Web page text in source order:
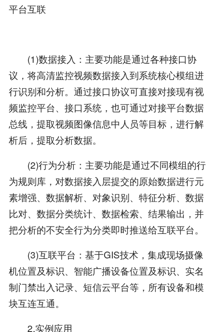
平台互联
(1)数据接入：主要功能是通过各种接口协
议，将高清监控视频数据接入到系统核心模组进
行识别和分析。通过接口协议可直接对接现有视
频监控平台、接口系统，也可通过对接平台数据
总线，提取视频图像信息中人员等目标，进行解
析后，提取分析数据。
(2)行为分析：主要功能是通过不同模组的行
为规则库，对数据接入层提交的原始数据进行元
素增强、数据解析、对象识别、特征分析、数据
比对、数据分类统计、数据检索、结果输出，并
把分析的不安全行为分类即时推送给互联平台。
(3)互联平台：基于GIS技术，集成现场摄像
机位置及标识、智能广播设备位置及标识、实名
制门禁出入记录、短信云平台等，所有设备和模
块互连互通。
2.实例应用